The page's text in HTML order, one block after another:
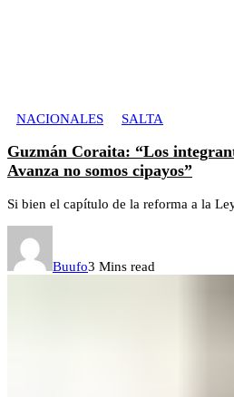
NACIONALES SALTA
Guzmán Coraita: “Los
Avanza no somos cipayos”
Si bien el capítulo de la reforma a la
Buufo3 Mins read